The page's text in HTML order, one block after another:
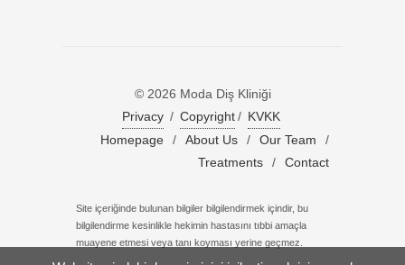
© 2026 Moda Diş Kliniği
Privacy / Copyright/ KVKK
Homepage
/ About Us / Our Team
/
Treatments
/ Contact
Site içeriğinde bulunan bilgiler bilgilendirmek içindir, bu
bilgilendirme kesinlikle hekimin hastasını tıbbi amaçla
muayene etmesi veya tanı koyması yerine geçmez.